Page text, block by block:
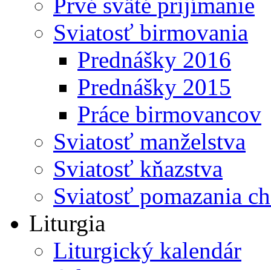
Sviatosť birmovania
Prednášky 2016
Prednášky 2015
Práce birmovancov
Sviatosť manželstva
Sviatosť kňazstva
Sviatosť pomazania
Liturgia
Liturgický kalendár